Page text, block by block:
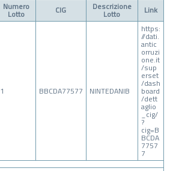
Numero
Lotto CIG Descrizione
Lotto Link
1 BBCDA77577 NINTEDANIB
https:
//dati.
antic
orruzi
one.it
/sup
erset
/dash
board
/dett
aglio
_cig/
?
cig=B
BCDA
7757
7